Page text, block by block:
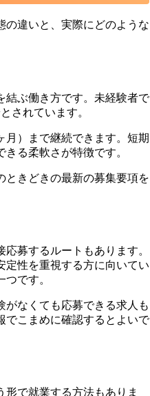
の違いと、実際にどのような
結ぶ働き方です。未経験者で
されています。
月）まで継続できます。短期
る柔軟さが特徴です。
ときどきの最新の募集要項を
募するルートもあります。
定性を重視する方に向いてい
です。
なくても応募できる求人も
でこまめに確認するとよいで
で就業する方法もありま